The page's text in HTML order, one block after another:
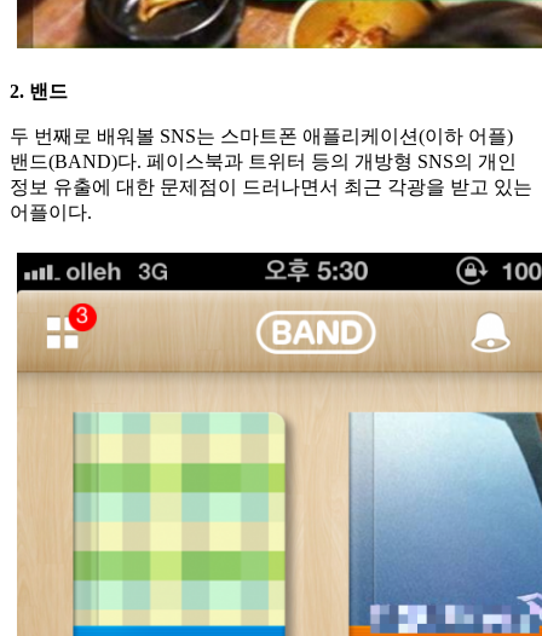
2. 밴드
두 번째로 배워볼 SNS는 스마트폰 애플리케이션(이하 어플)
밴드(BAND)다. 페이스북과 트위터 등의 개방형 SNS의 개인
정보 유출에 대한 문제점이 드러나면서 최근 각광을 받고 있는
어플이다.